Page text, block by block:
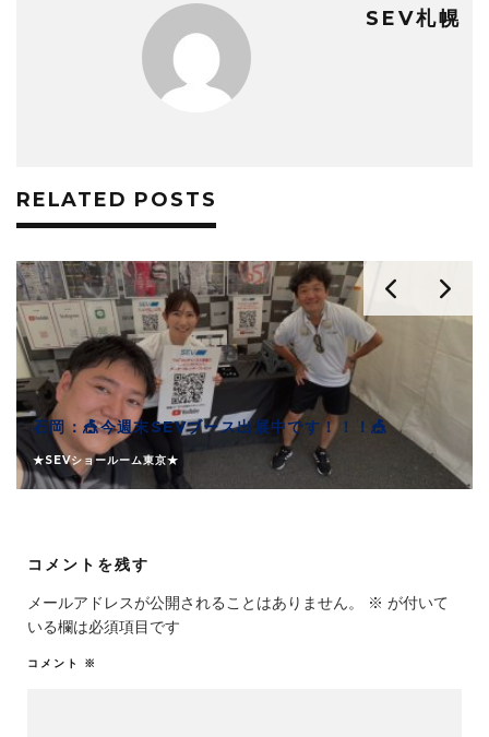
SEV札幌
RELATED POSTS
石岡：🎪今週末SEVブース出展中です！！！🎪
★SEVショールーム東京★
コメントを残す
メールアドレスが公開されることはありません。 ※ が付いて
いる欄は必須項目です
コメント ※